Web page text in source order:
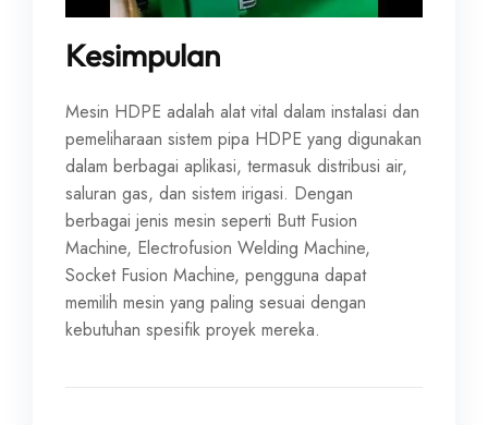
Kesimpulan
Mesin HDPE adalah alat vital dalam instalasi dan
pemeliharaan sistem pipa HDPE yang digunakan
dalam berbagai aplikasi, termasuk distribusi air,
saluran gas, dan sistem irigasi. Dengan
berbagai jenis mesin seperti Butt Fusion
Machine, Electrofusion Welding Machine,
Socket Fusion Machine, pengguna dapat
memilih mesin yang paling sesuai dengan
kebutuhan spesifik proyek mereka.